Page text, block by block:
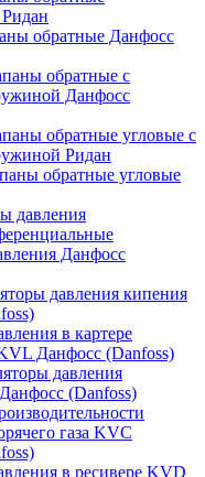
обратные Данфосс
обратные с
Данфосс
обратные угловые с
Ридан
обратные угловые
давления
Данфосс
давления кипения
в картере
Данфосс (Danfoss)
давления
(Danfoss)
газа KVC
в ресивере KVD